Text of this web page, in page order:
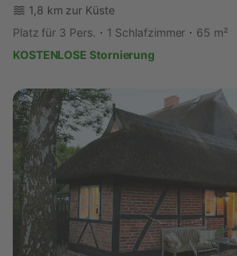
1,8 km zur Küste
Platz für 3 Pers.
1 Schlafzimmer
65 m²
KOSTENLOSE Stornierung